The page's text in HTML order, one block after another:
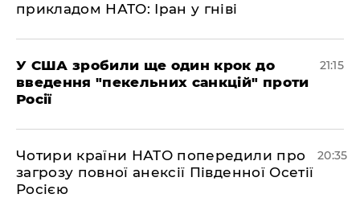
прикладом НАТО: Іран у гніві
​У США зробили ще один крок до
введення "пекельних санкцій" проти
Росії
21:15
​Чотири країни НАТО попередили про
загрозу повної анексії Південної Осетії
Росією
20:35